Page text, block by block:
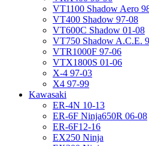
VT1100 Shadow Aero
VT400 Shadow 97-08
VT600C Shadow 01-08
VT750 Shadow A.C.E.
VTR1000F 97-06
VTX1800S 01-06
X-4 97-03
X4 97-99
Kawasaki
ER-4N 10-13
ER-6F Ninja650R 06-08
ER-6F12-16
EX250 Ninja